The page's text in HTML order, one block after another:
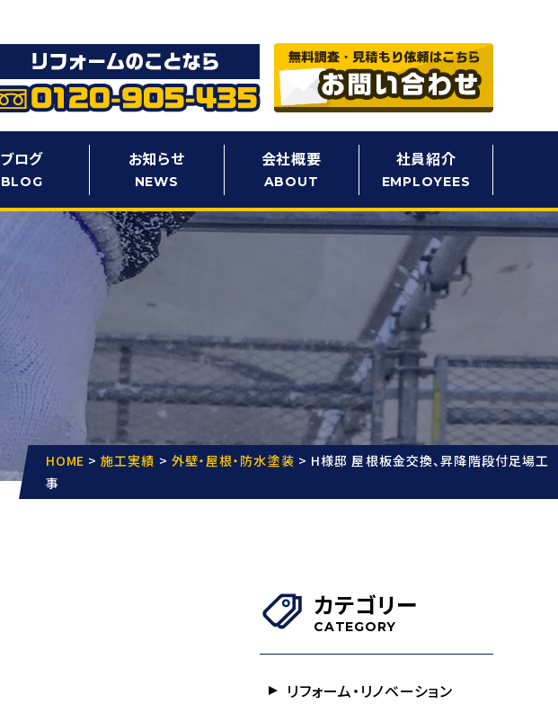
ブログ
BLOG
お知らせ
NEWS
会社概要
ABOUT
社員紹介
EMPLOYEES
HOME >施工実績 > 外壁・屋根・防水塗装 > H様邸 屋根板金交換、昇降階段付足場工
事
カテゴリー
CATEGORY
リフォーム・リノベーション